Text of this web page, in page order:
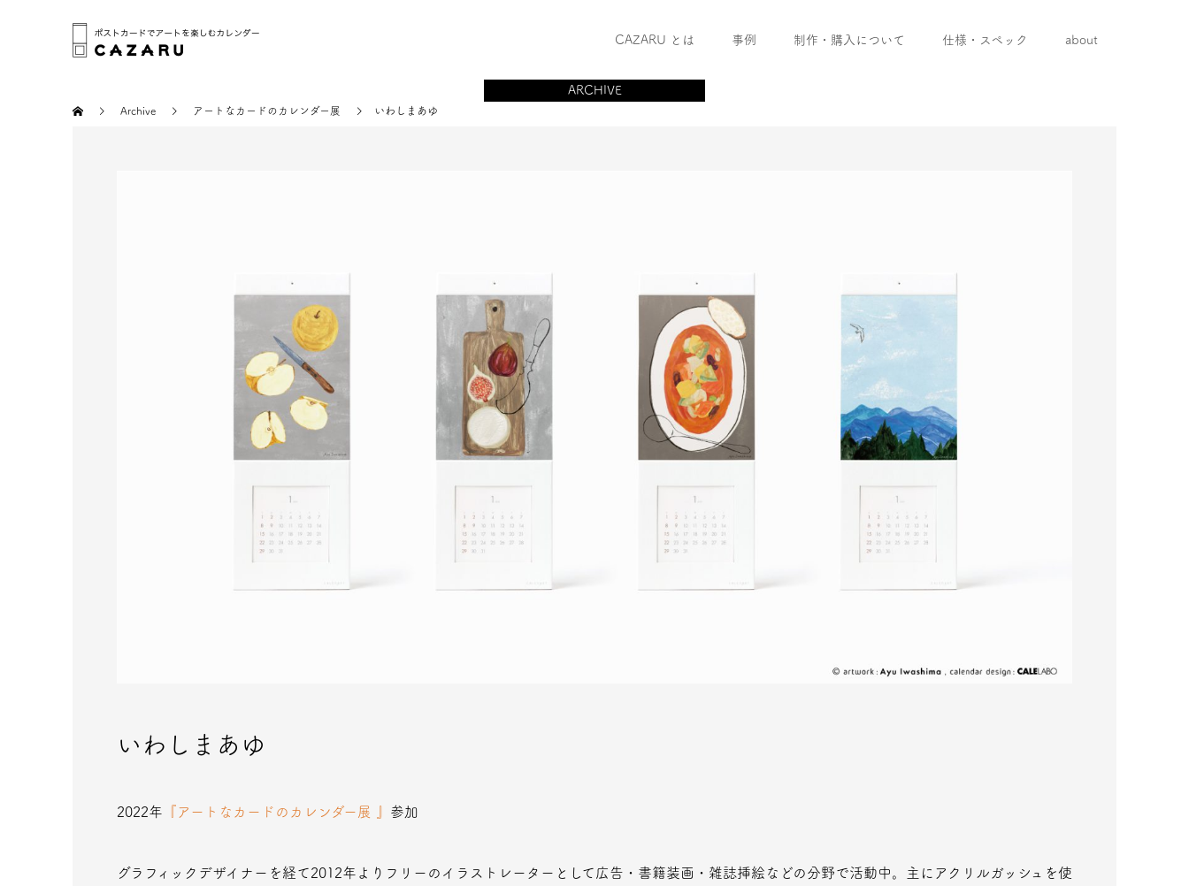
CAZARU とは 事例 制作・購入について 仕様・スペック about
ARCHIVE
Archive アートなカードのカレンダー展 いわしまあゆ
いわしまあゆ
2022年 『アートなカードのカレンダー展 』 参加
グラフィックデザイナーを経て2012年よりフリーのイラストレーターとして広告・書籍装画・雑誌挿絵などの分野で活動中。主にアクリルガッシュを使